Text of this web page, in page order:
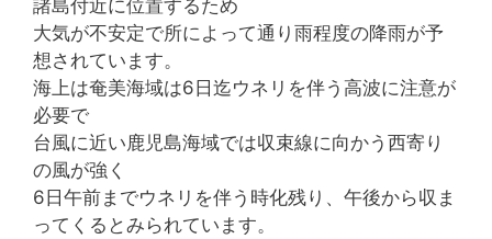
諸島付近に位置するため
大気が不安定で所によって通り雨程度の降雨が予
想されています。
海上は奄美海域は6日迄ウネリを伴う高波に注意が
必要で
台風に近い鹿児島海域では収束線に向かう西寄り
の風が強く
6日午前までウネリを伴う時化残り、午後から収ま
ってくるとみられています。